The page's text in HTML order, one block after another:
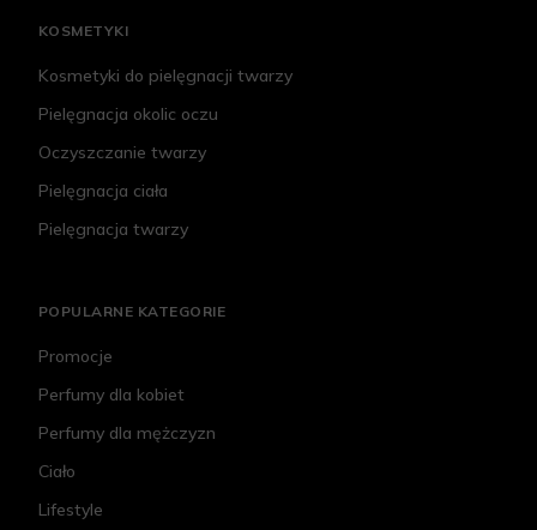
KOSMETYKI
Kosmetyki do pielęgnacji twarzy
Pielęgnacja okolic oczu
Oczyszczanie twarzy
Pielęgnacja ciała
Pielęgnacja twarzy
POPULARNE KATEGORIE
Promocje
Perfumy dla kobiet
Perfumy dla mężczyzn
Ciało
Lifestyle